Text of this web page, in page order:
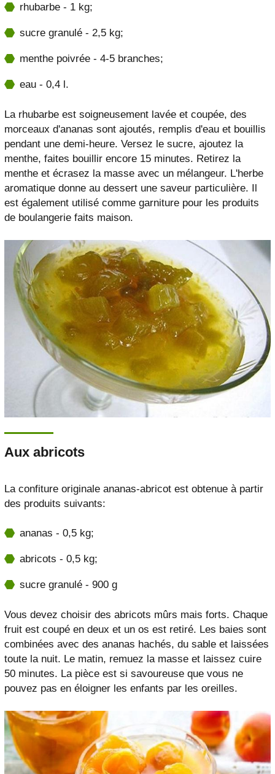
rhubarbe - 1 kg;
sucre granulé - 2,5 kg;
menthe poivrée - 4-5 branches;
eau - 0,4 l.
La rhubarbe est soigneusement lavée et coupée, des
morceaux d'ananas sont ajoutés, remplis d'eau et bouillis
pendant une demi-heure. Versez le sucre, ajoutez la
menthe, faites bouillir encore 15 minutes. Retirez la
menthe et écrasez la masse avec un mélangeur. L'herbe
aromatique donne au dessert une saveur particulière. Il
est également utilisé comme garniture pour les produits
de boulangerie faits maison.
Aux abricots
La confiture originale ananas-abricot est obtenue à partir
des produits suivants:
ananas - 0,5 kg;
abricots - 0,5 kg;
sucre granulé - 900 g
Vous devez choisir des abricots mûrs mais forts. Chaque
fruit est coupé en deux et un os est retiré. Les baies sont
combinées avec des ananas hachés, du sable et laissées
toute la nuit. Le matin, remuez la masse et laissez cuire
50 minutes. La pièce est si savoureuse que vous ne
pouvez pas en éloigner les enfants par les oreilles.